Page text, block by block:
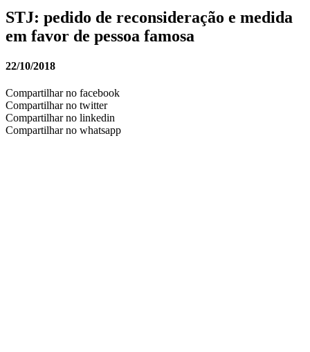
STJ: pedido de reconsideração e medida
em favor de pessoa famosa
22/10/2018
Compartilhar no facebook
Compartilhar no twitter
Compartilhar no linkedin
Compartilhar no whatsapp